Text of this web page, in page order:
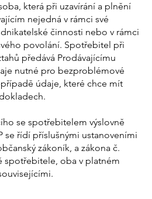
která při uzavírání a plnění
nejedná v rámci své
činnosti nebo v rámci
povolání. Spotřebitel při
předává Prodávajícímu
nutné pro bezproblémové
údaje, které chce mít
se spotřebitelem výslovně
se řídí příslušnými ustanoveními
zákoník, a zákona č.
spotřebitele, oba v platném